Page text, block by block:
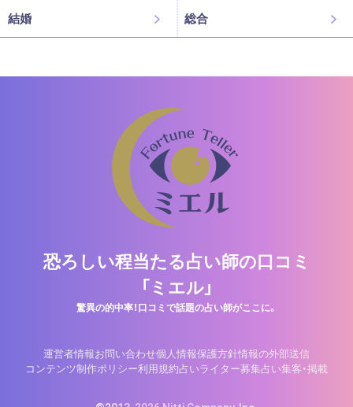
結婚 総合
恐ろしい程当たる占い師の口コミ
「ミエル」
驚異の的中率！口コミで話題の占い師がここに。
運営者情報お問い合わせ個人情報保護方針情報の外部送信
コンテンツ制作ポリシー利用規約占いライター募集占い集客・掲載